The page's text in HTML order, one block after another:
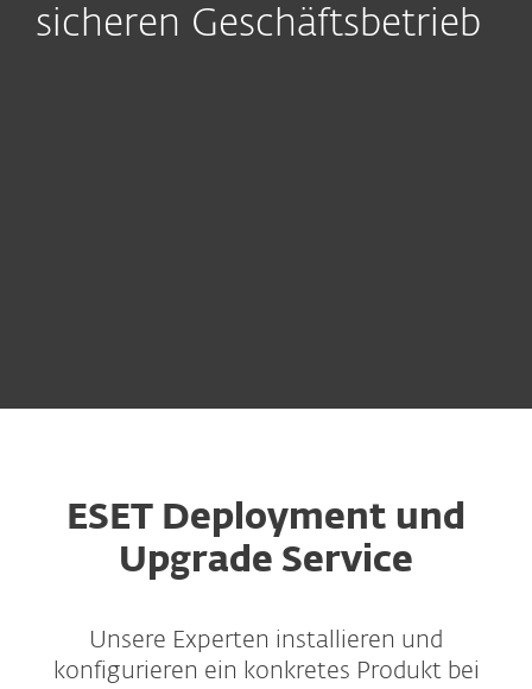
sicheren Geschäftsbetrieb
ESET Deployment und
Upgrade Service
Unsere Experten installieren und
konfigurieren ein konkretes Produkt bei